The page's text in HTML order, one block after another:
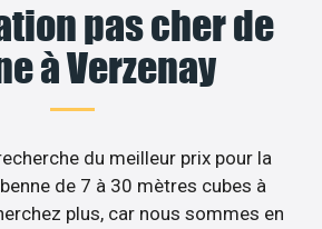
pas cher de
à Verzenay
du meilleur prix pour la
de 7 à 30 mètres cubes à
plus, car nous sommes en